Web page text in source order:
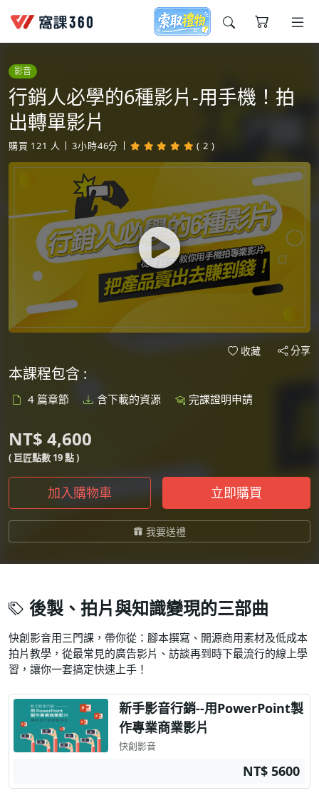
今天想要學什麼?
窩課推薦給您
影音
行銷人必學的6種影片-用手機！拍
出轉單影片
購買 121 人 3小時46分 ( 2 )
收藏 分享
本課程包含 :
4 篇章節 含下載的資源 完課證明申請
NT$ 4,600
( 巨匠點數 19 點 )
加入購物車 立即購買
我要送禮
後製、拍片與知識變現的三部曲
快創影音用三門課，帶你從：腳本撰寫、開源商用素材及低成本
拍片教學，從最常見的廣告影片、訪談再到時下最流行的線上學
習，讓你一套搞定快速上手！
新手影音行銷--用PowerPoint製
作專業商業影片
快創影音
NT$ 5600